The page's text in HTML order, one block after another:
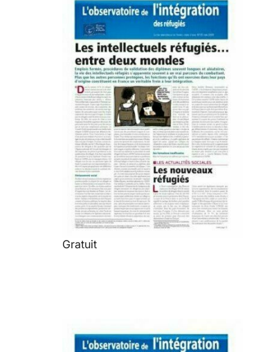
Gratuit